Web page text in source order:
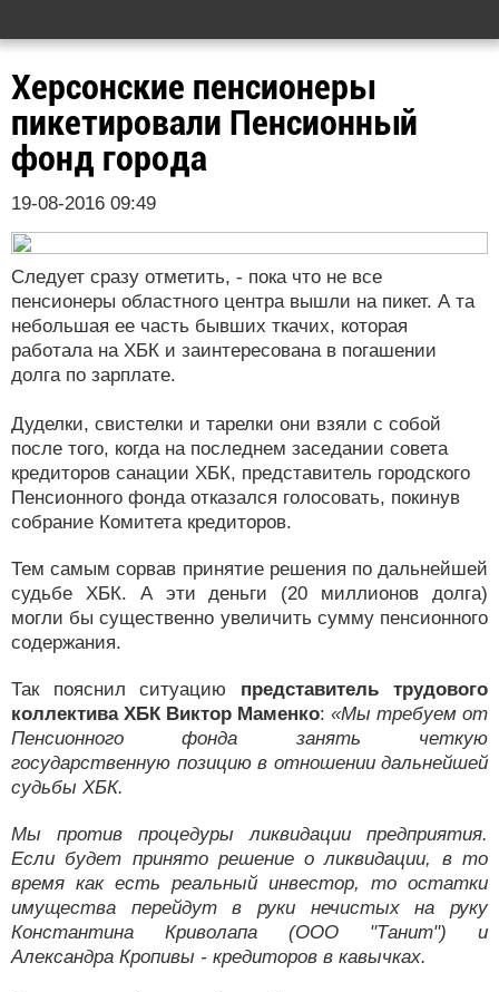
Херсонские пенсионеры
пикетировали Пенсионный
фонд города
19-08-2016 09:49
Следует сразу отметить, - пока что не все
пенсионеры областного центра вышли на пикет. А та
небольшая ее часть бывших ткачих, которая
работала на ХБК и заинтересована в погашении
долга по зарплате.
Дуделки, свистелки и тарелки они взяли с собой
после того, когда на последнем заседании совета
кредиторов санации ХБК, представитель городского
Пенсионного фонда отказался голосовать, покинув
собрание Комитета кредиторов.
Тем самым сорвав принятие решения по дальнейшей
судьбе ХБК. А эти деньги (20 миллионов долга)
могли бы существенно увеличить сумму пенсионного
содержания.
Так пояснил ситуацию представитель трудового
коллектива ХБК Виктор Маменко: «Мы требуем от
Пенсионного фонда занять четкую
государственную позицию в отношении дальнейшей
судьбы ХБК.
Мы против процедуры ликвидации предприятия.
Если будет принято решение о ликвидации, в то
время как есть реальный инвестор, то остатки
имущества перейдут в руки нечистых на руку
Константина Криволапа (ООО "Танит") и
Александра Кропивы - кредиторов в кавычках.